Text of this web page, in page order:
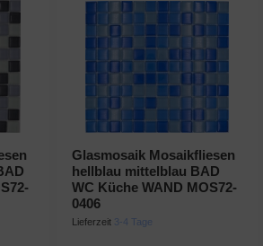
Glasmosaik Mosaikfliesen
hellblau mittelblau BAD
WC Küche WAND MOS72-
0406
Lieferzeit 3-4 Tage